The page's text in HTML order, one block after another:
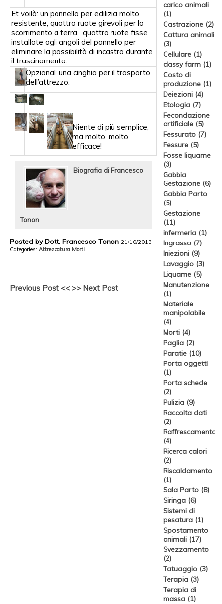
Et voilà: un pannello per edilizia molto
resistente, quattro ruote girevoli per lo
scorrimento a terra, quattro ruote fisse
installate agli angoli del pannello per
eliminare la possibilità di incastro durante
il trascinamento.
Opzional: una cinghia per il trasporto
dell’attrezzo.
Niente di più semplice,
ma molto, molto
efficace!
Biografia di Francesco
Tonon
Posted by Dott. Francesco Tonon 21/10/2013
Categories:Attrezzatura Morti
Previous Post << >> Next Post
carico animali
(1)
Castrazione (2)
Cattura animali
(3)
Cellulare (1)
classy farm (1)
Costo di
produzione (1)
Deiezioni (4)
Etologia (7)
Fecondazione
artificiale (5)
Fessurato (7)
Fessure (5)
Fosse liquame
(3)
Gabbia
Gestazione (6)
Gabbia Parto
(5)
Gestazione
(11)
infermeria (1)
Ingrasso (7)
Iniezioni (9)
Lavaggio (3)
Liquame (5)
Manutenzione
(1)
Materiale
manipolabile
(4)
Morti (4)
Paglia (2)
Paratie (10)
Porta oggetti
(1)
Porta schede
(2)
Pulizia (9)
Raccolta dati
(2)
Raffrescamento
(4)
Ricerca calori
(2)
Riscaldamento
(1)
Sala Parto (8)
Siringa (6)
Sistemi di
pesatura (1)
Spostamento
animali (17)
Svezzamento
(2)
Tatuaggio (3)
Terapia (3)
Terapia di
massa (1)